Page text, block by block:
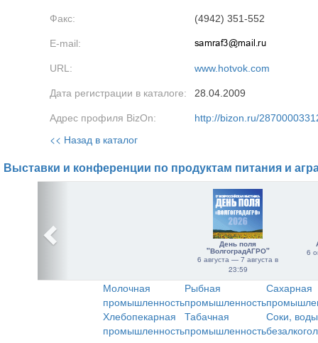
Факс: (4942) 351-552
E-mail:
URL: www.hotvok.com
Дата регистрации в каталоге: 28.04.2009
Адрес профиля BizOn: http://bizon.ru/
<< Назад в каталог
Выставки и конференции по продуктам питания и
День поля
"ВолгоградАГРО"
6 августа — 7 августа в
23:59
6
Молочная
промышленность
Рыбная
промышленность
Сахарная
Хлебопекарная
промышленность
Табачная
промышленность
Соки,